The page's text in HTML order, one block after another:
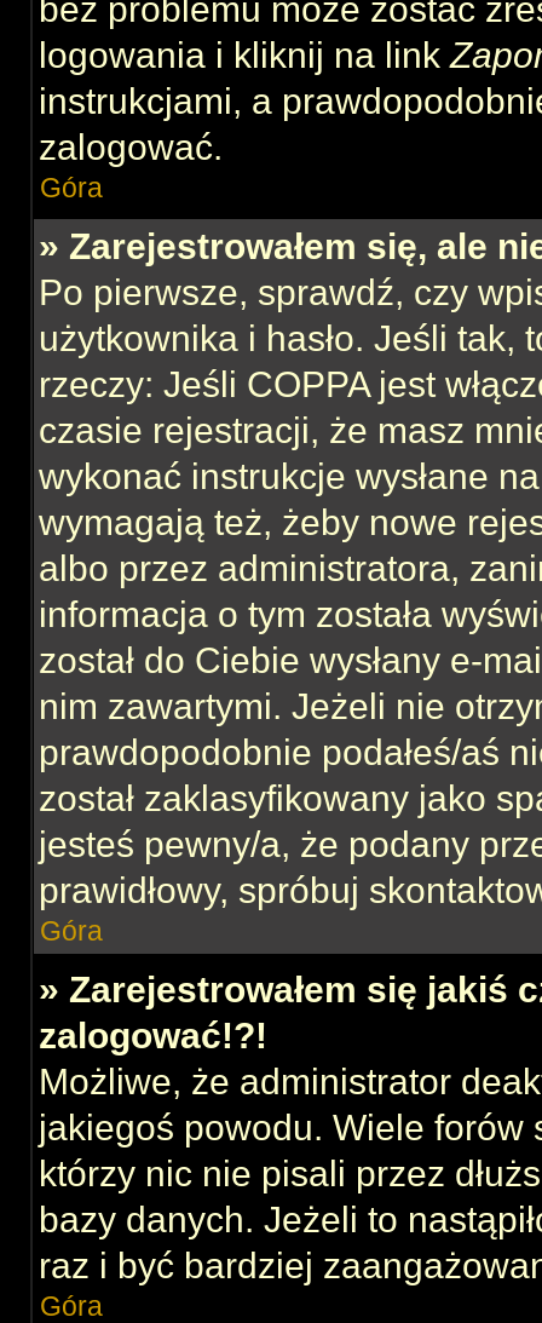
bez problemu może zostać
logowania i kliknij na link
instrukcjami, a
zalogować.
Góra
» Zarejestrowałem się, ale
Po pierwsze, sprawdź, czy
użytkownika i hasło. Jeśli tak,
rzeczy: Jeśli COPPA jest
czasie rejestracji, że masz
wykonać instrukcje wysłane
wymagają też, żeby nowe
albo przez administratora,
informacja o tym została
został do Ciebie wysłany e-
nim zawartymi. Jeżeli nie
prawdopodobnie podałeś/aś
został zaklasyfikowany jako
jesteś pewny/a, że podany
prawidłowy, spróbuj
Góra
» Zarejestrowałem się jakiś
zalogować!?!
Możliwe, że administrator
jakiegoś powodu. Wiele forów
którzy nic nie pisali przez
bazy danych. Jeżeli to
raz i być bardziej
Góra